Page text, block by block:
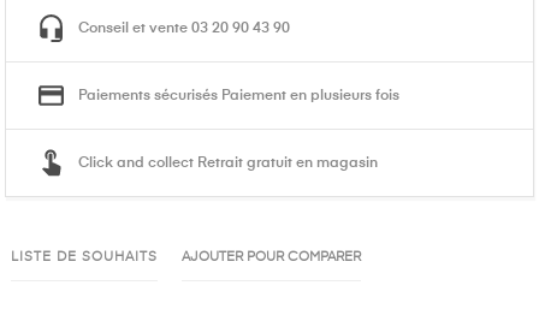
Conseil et vente 03 20 90 43 90
Paiements sécurisés Paiement en plusieurs fois
Click and collect Retrait gratuit en magasin
LISTE DE SOUHAITS AJOUTER POUR COMPARER